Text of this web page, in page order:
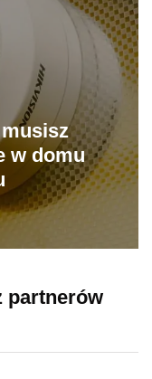
w domu
partnerów